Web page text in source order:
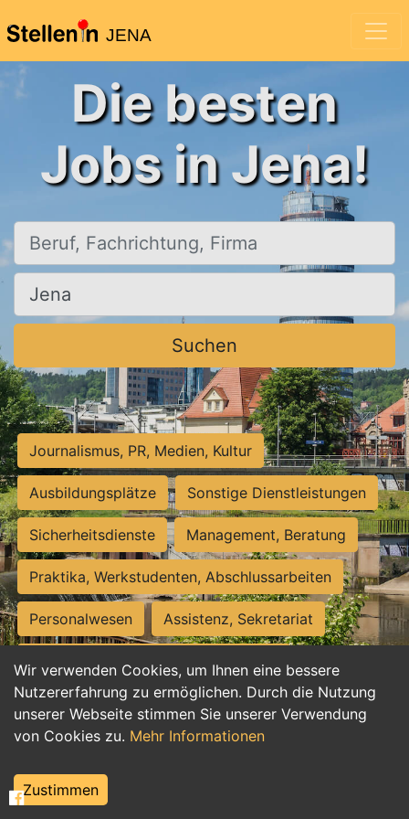
JENA
Wir verwenden Cookies, um Ihnen eine bessere
Nutzererfahrung zu ermöglichen. Durch die Nutzung
unserer Webseite stimmen Sie unserer Verwendung
von Cookies zu. Mehr Informationen
Zustimmen
Die besten
Jobs in Jena!
Beruf, Fachrichtung, Firma
Ort, Stadt
Suchen
Journalismus, PR, Medien, Kultur
Ausbildungsplätze Sonstige Dienstleistungen
Sicherheitsdienste Management, Beratung
Praktika, Werkstudenten, Abschlussarbeiten
Personalwesen Assistenz, Sekretariat
Hilfskräfte, Aushilfs- und Nebenjobs
Einkauf, Logistik, Materialwirtschaft
Weiterbildung, Studium, duale Ausbildung
Tourismus